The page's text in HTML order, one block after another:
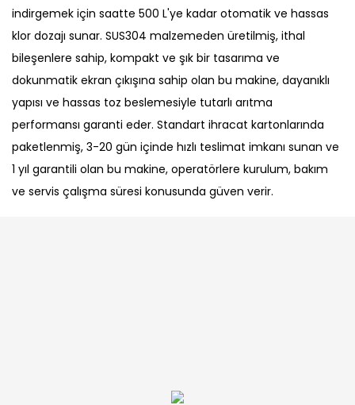
indirgemek için saatte 500 L'ye kadar otomatik ve hassas
klor dozajı sunar. SUS304 malzemeden üretilmiş, ithal
bileşenlere sahip, kompakt ve şık bir tasarıma ve
dokunmatik ekran çıkışına sahip olan bu makine, dayanıklı
yapısı ve hassas toz beslemesiyle tutarlı arıtma
performansı garanti eder. Standart ihracat kartonlarında
paketlenmiş, 3-20 gün içinde hızlı teslimat imkanı sunan ve
1 yıl garantili olan bu makine, operatörlere kurulum, bakım
ve servis çalışma süresi konusunda güven verir.